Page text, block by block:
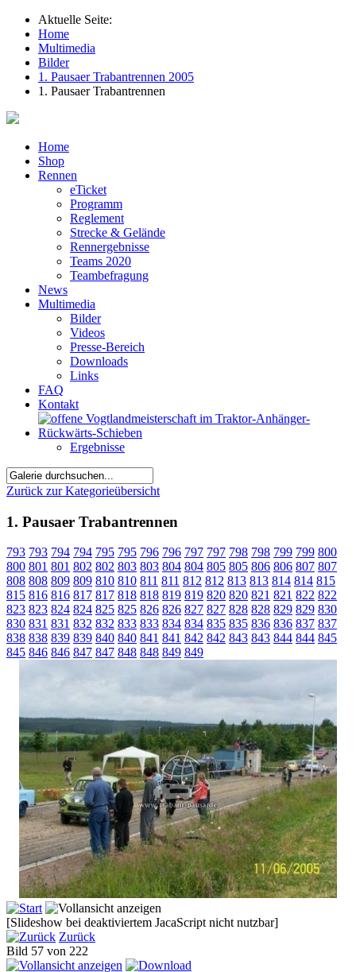
Aktuelle Seite:
Home
Multimedia
Bilder
1. Pausaer Trabantrennen 2005
1. Pausaer Trabantrennen
Home
Shop
Rennen
eTicket
Programm
Reglement
Strecke & Gelände
Rennergebnisse
Teams 2020
Teambefragung
News
Multimedia
Bilder
Videos
Presse-Bereich
Downloads
Links
FAQ
Kontakt
Ergebnisse
Zurück zur Kategorieübersicht
1. Pausaer Trabantrennen
793 793 794 794 795 795 796 796 797 797 798 798 799 799 800
800 801 801 802 802 803 803 804 804 805 805 806 806 807 807
808 808 809 809 810 810 811 811 812 812 813 813 814 814 815
815 816 816 817 817 818 818 819 819 820 820 821 821 822 822
823 823 824 824 825 825 826 826 827 827 828 828 829 829 830
830 831 831 832 832 833 833 834 834 835 835 836 836 837 837
838 838 839 839 840 840 841 841 842 842 843 843 844 844 845
845 846 846 847 847 848 848 849 849
[Slideshow bei deaktiviertem JacaScript nicht nutzbar]
Zurück
Bild 57 von 222